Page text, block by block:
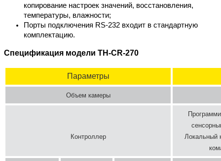
копирование настроек значений, восстановления,
температуры, влажности;
Порты подключения RS-232 входит в стандартную
комплектацию.
Спецификация модели TH-CR-270
Параметры
Объем камеры
Контроллер
Локальный